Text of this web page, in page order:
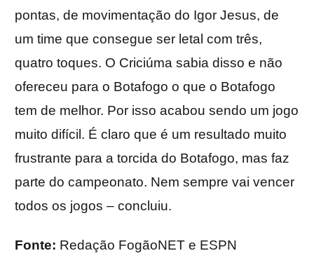
pontas, de movimentação do Igor Jesus, de
um time que consegue ser letal com três,
quatro toques. O Criciúma sabia disso e não
ofereceu para o Botafogo o que o Botafogo
tem de melhor. Por isso acabou sendo um jogo
muito difícil. É claro que é um resultado muito
frustrante para a torcida do Botafogo, mas faz
parte do campeonato. Nem sempre vai vencer
todos os jogos – concluiu.
Fonte: Redação FogãoNET e ESPN